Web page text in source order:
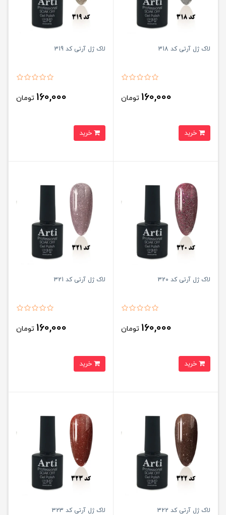
لاک ژل آرتی کد 318
160,000 تومان
لاک ژل آرتی کد 319
160,000 تومان
لاک ژل آرتی کد 320
160,000 تومان
لاک ژل آرتی کد 321
160,000 تومان
لاک ژل آرتی کد 322 لاک ژل آرتی کد 323